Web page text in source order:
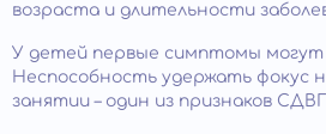
возраста и длительности
У детей первые симптомы могут
Неспособность удержать фокус
занятии – один из признаков